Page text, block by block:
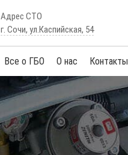
Адрес СТО
г. Сочи, ул.Каспийская, 54
Все о ГБО О нас Контакты